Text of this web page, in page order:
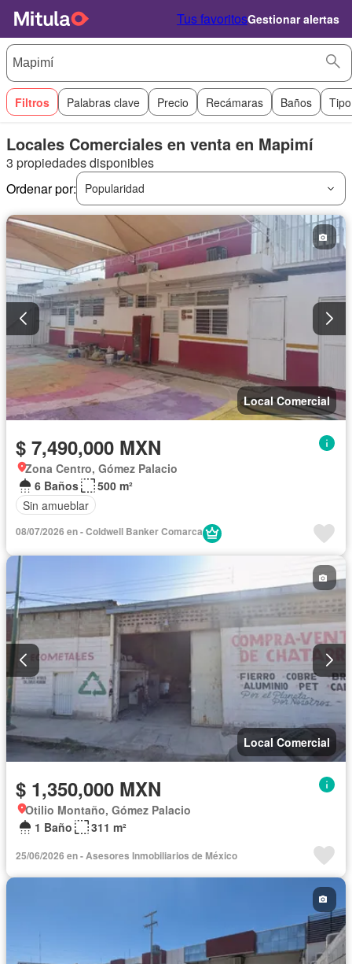
Tus favoritosGestionar alertas
Filtros Palabras clave Precio Recámaras Baños
Locales Comerciales en venta en Mapimí
3 propiedades disponibles
Ordenar por:
Popularidad
Local Comercial
$ 7,490,000 MXN
Zona Centro, Gómez Palacio
6 Baños
500 m²
Sin amueblar
08/07/2026 en - Coldwell Banker Comarca
Local Comercial
$ 1,350,000 MXN
Otilio Montaño, Gómez Palacio
1 Baño
311 m²
25/06/2026 en - Asesores Inmobiliarios de México